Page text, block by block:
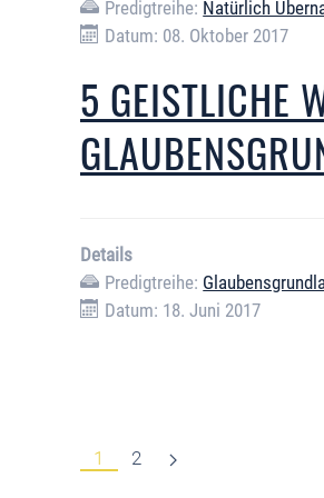
Predigtreihe: Natürlich
Datum: 08. Oktober 2017
5 GEISTLICHE
Details
Predigtreihe:
Datum: 18. Juni 2017
1 2